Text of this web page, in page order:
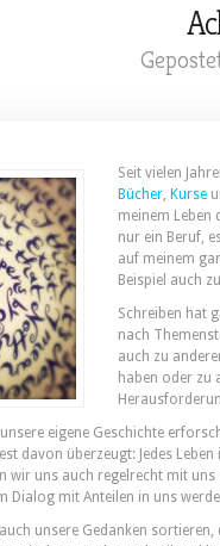
Seit vielen
Bücher, Kurse
meinem Leben
nur ein Beruf,
auf meinem
Beispiel auch
Schreiben hat
nach
auch zu
haben oder zu
eigene Geschichte
davon überzeugt: Jedes
wir uns auch regelrecht mit
Dialog mit Anteilen in uns
unsere Gedanken